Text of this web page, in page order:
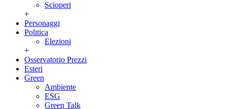
Scioperi
+
Personaggi
Politica
Elezioni
+
Osservatorio Prezzi
Esteri
Green
Ambiente
ESG
Green Talk